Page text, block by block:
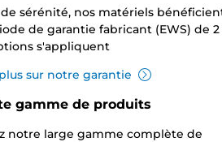
sérénité, nos matériels
de garantie fabricant (EWS) de 2
s'appliquent
sur notre garantie
gamme de produits
notre large gamme complète de